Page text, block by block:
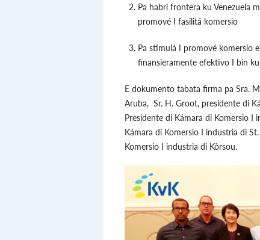
Pa habri frontera ku Venezuela
promové I fasilitá komersio
Pa stimulá I promové komersio
finansieramente efektivo I bin
E dokumento tabata firma pa Sra.
Aruba, Sr. H. Groot, presidente di
Presidente di Kámara di Komersio I
Kámara di Komersio I industria di
Komersio I industria di Kòrsou.